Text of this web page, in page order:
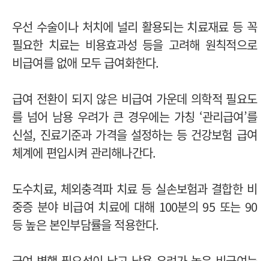
우선 수술이나 처치에 널리 활용되는 치료재료 등 꼭
필요한 치료는 비용효과성 등을 고려해 원칙적으로
비급여를 없애 모두 급여화한다.
급여 전환이 되지 않은 비급여 가운데 의학적 필요도
를 넘어 남용 우려가 큰 경우에는 가칭 ‘관리급여’를
신설, 진료기준과 가격을 설정하는 등 건강보험 급여
체계에 편입시켜 관리해나간다.
도수치료, 체외충격파 치료 등 실손보험과 결합한 비
중증 분야 비급여 치료에 대해 100분의 95 또는 90
등 높은 본인부담률을 적용한다.